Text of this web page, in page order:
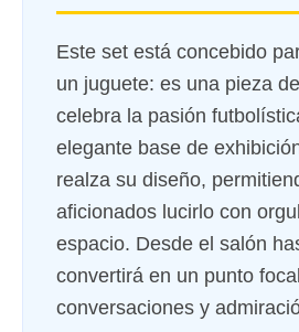
Este set está concebido
un juguete: es una pieza
celebra la pasión
elegante base de
realza su diseño,
aficionados lucirlo con
espacio. Desde el salón
convertirá en un punto
conversaciones y